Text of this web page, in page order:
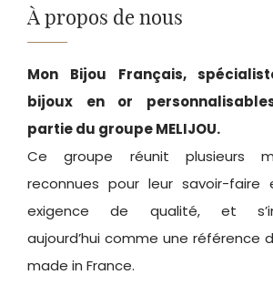
À propos de nous
Mon Bijou Français,
bijoux en or
partie du groupe MELIJOU.
Ce groupe réunit plusieurs
reconnues pour leur savoir-faire
exigence de qualité, et
aujourd’hui comme une référence
made in France.